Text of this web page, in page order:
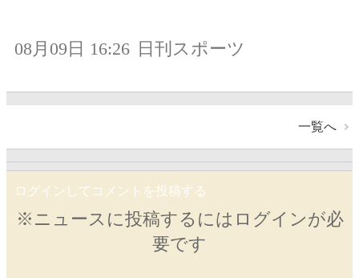
08月09日 16:26 日刊スポーツ
一覧へ
ログインしてコメントを投稿する
※ニュースに投稿するにはログインが必
要です